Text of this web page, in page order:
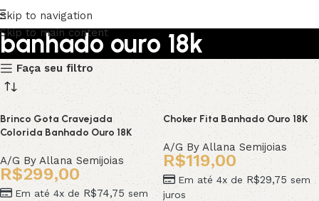
Skip to navigation
Skip to main content
banhado ouro 18k
Upholstered chair
Discount 10%
Shop Now
Faça seu filtro
Brinco Gota Cravejada
Colorida Banhado Ouro 18K
A/G By Allana Semijoias
R$299,00
Em até 4x deR$74,75 sem
Choker Fita Banhado Ouro 18K
A/G By Allana Semijoias
R$119,00
Em até 4x de R$29,75 sem
juros